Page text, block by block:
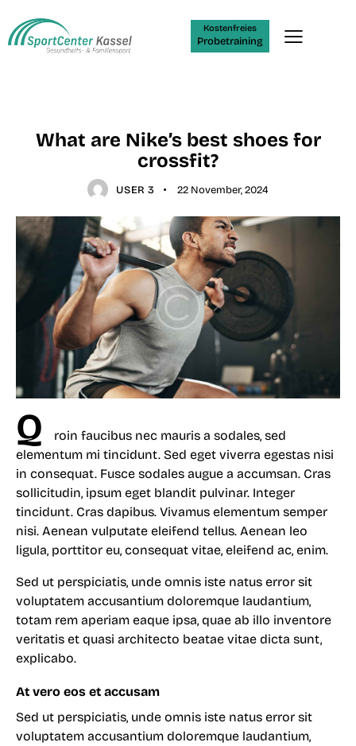
Kostenfreies
Probetraining
What are Nike’s best shoes for
crossfit?
USER 3 22 November, 2024
Q
roin faucibus nec mauris a sodales, sed
elementum mi tincidunt. Sed eget viverra egestas nisi
in consequat. Fusce sodales augue a accumsan. Cras
sollicitudin, ipsum eget blandit pulvinar. Integer
tincidunt. Cras dapibus. Vivamus elementum semper
nisi. Aenean vulputate eleifend tellus. Aenean leo
ligula, porttitor eu, consequat vitae, eleifend ac, enim.
Sed ut perspiciatis, unde omnis iste natus error sit
voluptatem accusantium doloremque laudantium,
totam rem aperiam eaque ipsa, quae ab illo inventore
veritatis et quasi architecto beatae vitae dicta sunt,
explicabo.
At vero eos et accusam
Sed ut perspiciatis, unde omnis iste natus error sit
voluptatem accusantium doloremque laudantium,